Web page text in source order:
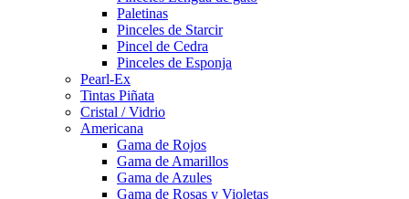
Paletinas
Pinceles de Starcir
Pincel de Cedra
Pinceles de Esponja
Pearl-Ex
Tintas Piñata
Cristal / Vidrio
Americana
Gama de Rojos
Gama de Amarillos
Gama de Azules
Gama de Rosas y Violetas